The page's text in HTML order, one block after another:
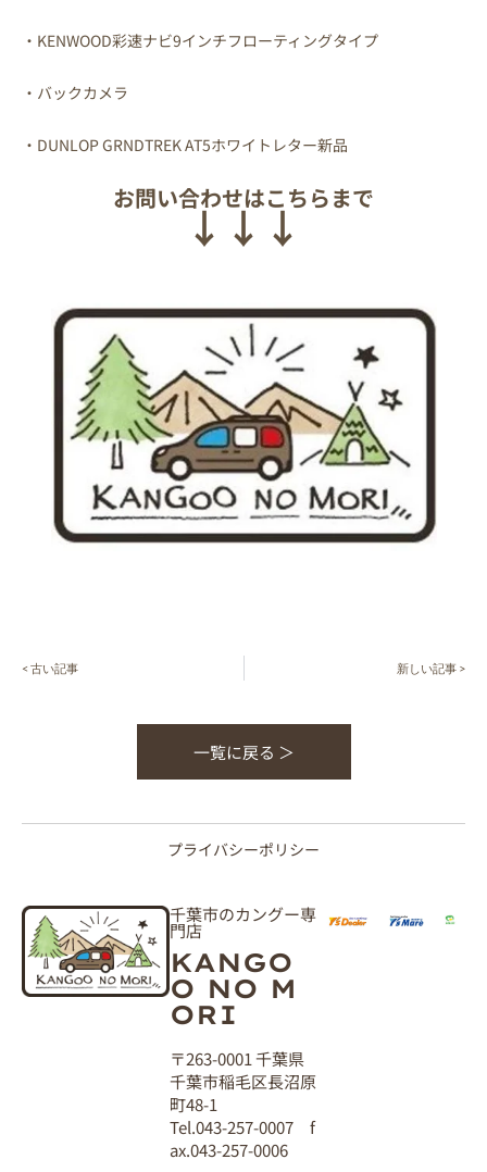
・KENWOOD彩速ナビ9インチフローティングタイプ
・バックカメラ
・DUNLOP GRNDTREK AT5ホワイトレター新品
お問い合わせはこちらまで
↓↓↓
< 古い記事 新しい記事 >
一覧に戻る ＞
プライバシーポリシー
千葉市のカングー専
門店
KANGO
O NO M
ORI
〒263-0001 千葉県
千葉市稲毛区長沼原
町48-1
Tel.043-257-0007 f
ax.043-257-0006